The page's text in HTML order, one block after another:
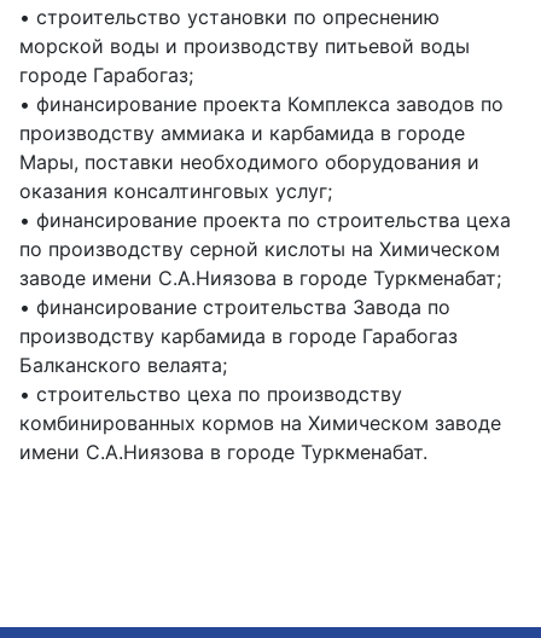
• строительство установки по опреснению
морской воды и производству питьевой воды
городе Гарабогаз;
• финансирование проекта Комплекса заводов по
производству аммиака и карбамида в городе
Мары, поставки необходимого оборудования и
оказания консалтинговых услуг;
• финансирование проекта по строительства цеха
по производству серной кислоты на Химическом
заводе имени С.А.Ниязова в городе Туркменабат;
• финансирование строительства Завода по
производству карбамида в городе Гарабогаз
Балканского велаята;
• строительство цеха по производству
комбинированных кормов на Химическом заводе
имени С.А.Ниязова в городе Туркменабат.